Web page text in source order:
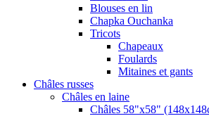
Blouses en lin
Chapka Ouchanka
Tricots
Chapeaux
Foulards
Mitaines et gants
Châles russes
Châles en laine
Châles 58"x58"